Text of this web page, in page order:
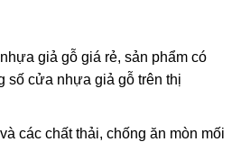
giả gỗ giá rẻ, sản phẩm có
số cửa nhựa giả gỗ trên thị
các chất thải, chống ăn mòn mối